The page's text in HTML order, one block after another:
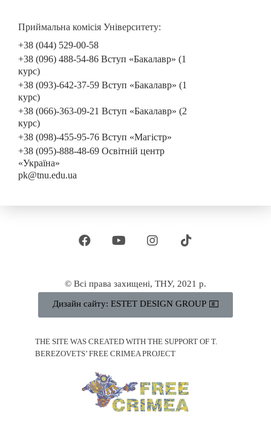
Приймальна комісія Університету:
+38 (044) 529-00-58
+38 (096) 488-54-86 Вступ «Бакалавр» (1
курс)
+38 (093)-642-37-59 Вступ «Бакалавр» (1
курс)
+38 (066)-363-09-21 Вступ «Бакалавр» (2
курс)
+38 (098)-455-95-76 Вступ «Магістр»
+38 (095)-888-48-69 Освітній центр
«Україна»
pk@tnu.edu.ua
© Всі права захищені, ТНУ, 2021 р.
Дизайн сайту: ESTET DESIGN GROUP
THE SITE WAS CREATED WITH THE SUPPORT OF T.
BEREZOVETS’ FREE CRIMEA PROJECT